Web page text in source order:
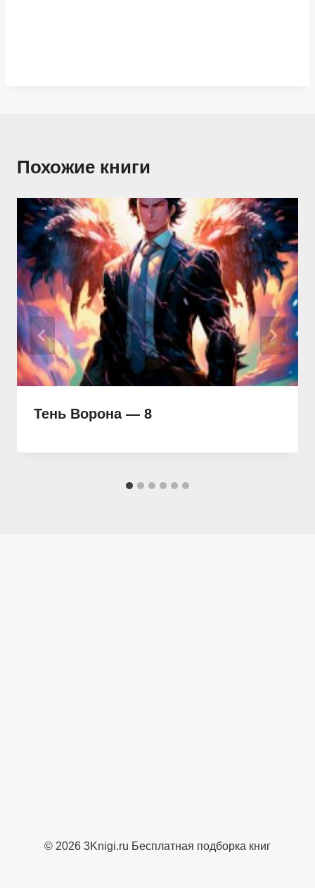
Похожие книги
Тень Ворона — 8
© 2026 3Knigi.ru Бесплатная подборка книг